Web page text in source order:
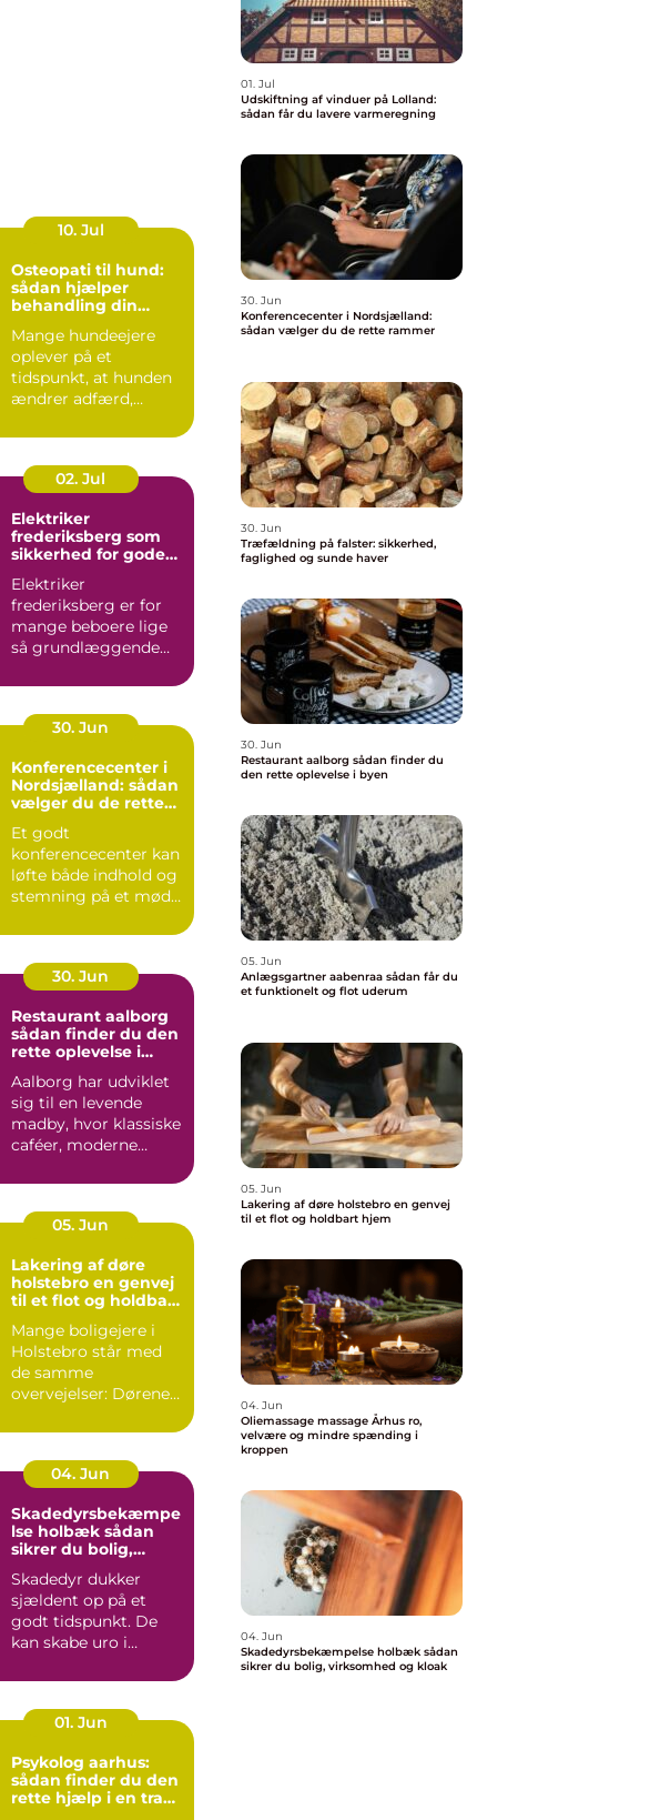
10. Jul
Osteopati til hund:
sådan hjælper
behandling din
Mange hundeejere
oplever på et
tidspunkt, at hunden
ændrer adfærd,
02. Jul
Elektriker
frederiksberg som
sikkerhed for gode
Elektriker
frederiksberg er for
mange beboere lige
så grundlæggende
varmekilder og...
30. Jun
Konferencecenter i
Nordsjælland: sådan
vælger du de rette
Et godt
konferencecenter kan
løfte både indhold og
stemning på et møde.
30. Jun
Restaurant aalborg
sådan finder du den
rette oplevelse i
Aalborg har udviklet
sig til en levende
madby, hvor klassiske
caféer, moderne
specialise...
05. Jun
Lakering af døre
holstebro en genvej
til et flot og holdbart
Mange boligejere i
Holstebro står med
de samme
overvejelser: Dørene
umoderne, o...
04. Jun
Skadedyrsbekæmpe
lse holbæk sådan
sikrer du bolig,
Skadedyr dukker
sjældent op på et
godt tidspunkt. De
kan skabe uro i
skader på ...
01. Jun
Psykolog aarhus:
sådan finder du den
rette hjælp i en travl
01. Jul
Udskiftning af vinduer på Lolland:
sådan får du lavere varmeregning
30. Jun
Konferencecenter i Nordsjælland:
sådan vælger du de rette rammer
30. Jun
Træfældning på falster: sikkerhed,
faglighed og sunde haver
30. Jun
Restaurant aalborg sådan finder du
den rette oplevelse i byen
05. Jun
Anlægsgartner aabenraa sådan får du
et funktionelt og flot uderum
05. Jun
Lakering af døre holstebro en genvej
til et flot og holdbart hjem
04. Jun
Oliemassage massage Århus ro,
velvære og mindre spænding i
kroppen
04. Jun
Skadedyrsbekæmpelse holbæk sådan
sikrer du bolig, virksomhed og kloak